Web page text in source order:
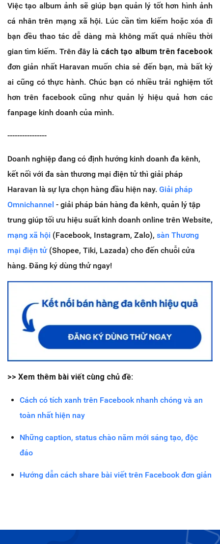
Việc tạo album ảnh sẽ giúp bạn quản lý tốt hơn hình ảnh
cá nhân trên mạng xã hội. Lúc cần tìm kiếm hoặc xóa đi
bạn đều thao tác dễ dàng mà không mất quá nhiều thời
gian tìm kiếm. Trên đây là cách tạo album trên facebook
đơn giản nhất Haravan muốn chia sẻ đến bạn, mà bất kỳ
ai cũng có thực hành. Chúc bạn có nhiều trải nghiệm tốt
hơn trên facebook cũng như quản lý hiệu quả hơn các
fanpage kinh doanh của mình.
----------------
Doanh nghiệp đang có định hướng kinh doanh đa kênh,
kết nối với đa sàn thương mại điện tử thì giải pháp
Haravan là sự lựa chọn hàng đầu hiện nay. Giải pháp
Omnichannel - giải pháp bán hàng đa kênh, quản lý tập
trung giúp tối ưu hiệu suất kinh doanh online trên Website,
mạng xã hội (Facebook, Instagram, Zalo), sàn Thương
mại điện tử(Shopee, Tiki, Lazada) cho đến chuỗi cửa
hàng. Đăng ký dùng thử ngay!
>> Xem thêm bài viết cùng chủ đề:
Cách có tích xanh trên Facebook nhanh chóng và an
toàn nhất hiện nay
Những caption, status chào năm mới sáng tạo, độc
đáo
Hướng dẫn cách share bài viết trên Facebook đơn giản